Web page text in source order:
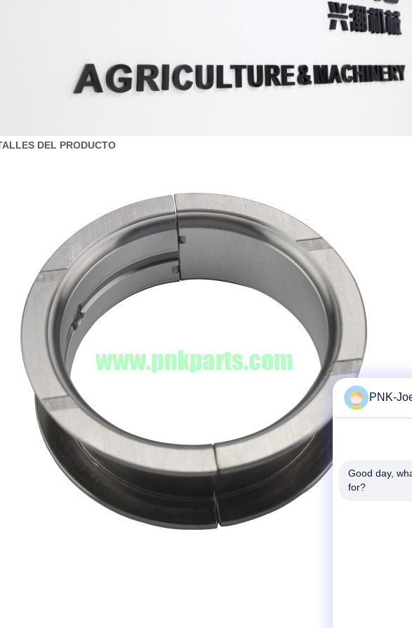
DEL PRODUCTO
PNK-
Good day,
for?